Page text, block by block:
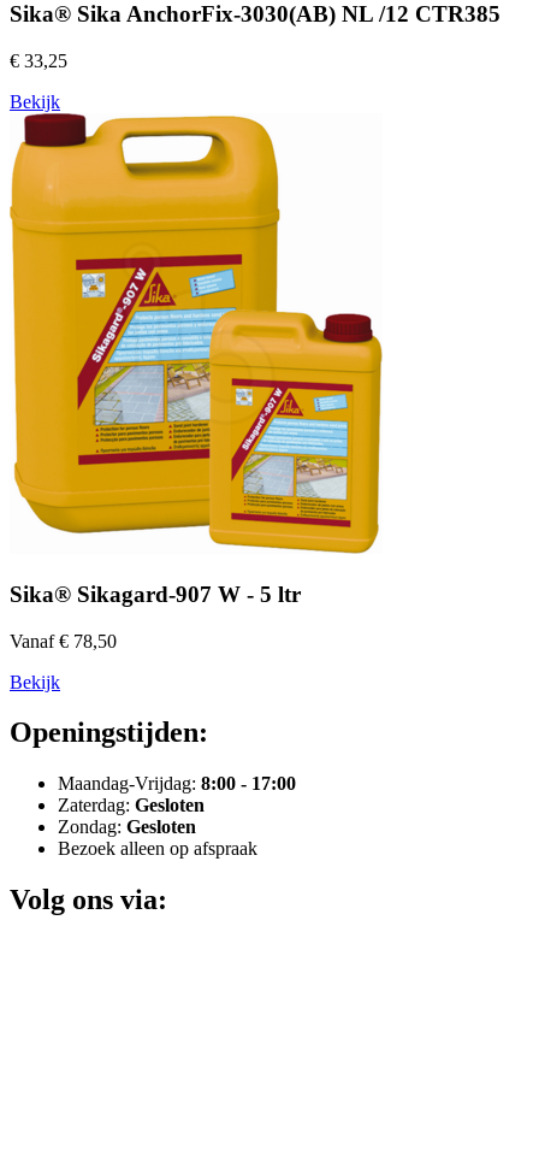
Sika® Sika AnchorFix-3030(AB) NL /12 CTR385
€ 33,25
Bekijk
Sika® Sikagard-907 W - 5 ltr
Vanaf € 78,50
Bekijk
Openingstijden:
Maandag-Vrijdag: 8:00 - 17:00
Zaterdag: Gesloten
Zondag: Gesloten
Bezoek alleen op afspraak
Volg ons via: